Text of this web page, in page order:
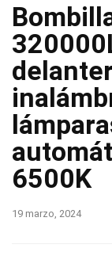
6500K
19 marzo, 2024